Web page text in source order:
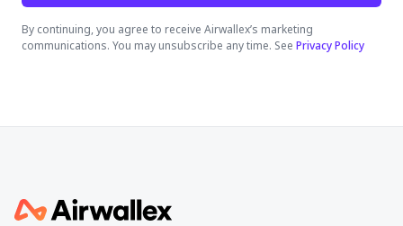
By continuing, you agree to receive Airwallex’s marketing
communications. You may unsubscribe any time. See Privacy Policy